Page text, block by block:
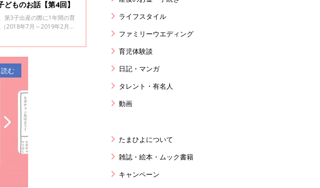
ものお話【第4回】
第3子出産の際に1年間の育
2018年7月～2019年2月）
む
ライフスタイル
ファミリーウエディング
育児体験談
日記・マンガ
タレント・有名人
動画
たまひよについて
雑誌・絵本・ムック書籍
キャンペーン